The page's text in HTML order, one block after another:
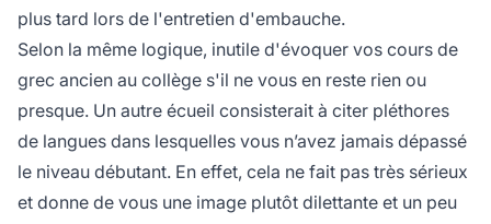
plus tard lors de l'entretien d'embauche.
Selon la même logique, inutile d'évoquer vos cours de
grec ancien au collège s'il ne vous en reste rien ou
presque. Un autre écueil consisterait à citer pléthores
de langues dans lesquelles vous n’avez jamais dépassé
le niveau débutant. En effet, cela ne fait pas très sérieux
et donne de vous une image plutôt dilettante et un peu